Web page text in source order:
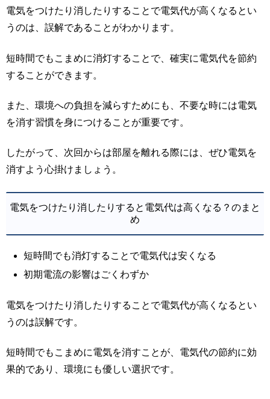
電気をつけたり消したりすることで電気代が高くなるとい
うのは、誤解であることがわかります。
短時間でもこまめに消灯することで、確実に電気代を節約
することができます。
また、環境への負担を減らすためにも、不要な時には電気
を消す習慣を身につけることが重要です。
したがって、次回からは部屋を離れる際には、ぜひ電気を
消すよう心掛けましょう。
電気をつけたり消したりすると電気代は高くなる？のまと
め
短時間でも消灯することで電気代は安くなる
初期電流の影響はごくわずか
電気をつけたり消したりすることで電気代が高くなるとい
うのは誤解です。
短時間でもこまめに電気を消すことが、電気代の節約に効
果的であり、環境にも優しい選択です。